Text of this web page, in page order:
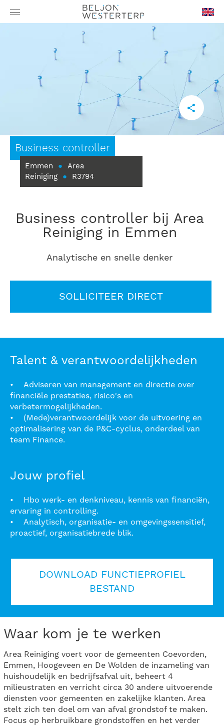
GB
Business controller
Emmen ● Area
Reiniging ● R3794
Business controller bij Area
Reiniging in Emmen
Analytische en snelle denker
SOLLICITEER DIRECT
Talent & verantwoordelijkheden
• Adviseren van management en directie over
financiële prestaties, risico's en
verbetermogelijkheden.
• (Mede)verantwoordelijk voor de uitvoering en
optimalisering van de P&C-cyclus, onderdeel van
team Finance.
Jouw profiel
• Hbo werk- en denkniveau, kennis van financiën,
ervaring in controlling.
• Analytisch, organisatie- en omgevingssensitief,
proactief, organisatiebrede blik.
DOWNLOAD FUNCTIEPROFIEL
BESTAND
Waar kom je te werken
Area Reiniging voert voor de gemeenten Coevorden,
Emmen, Hoogeveen en De Wolden de inzameling van
huishoudelijk en bedrijfsafval uit, beheert 4
milieustraten en verricht circa 30 andere uitvoerende
diensten voor gemeenten en zakelijke klanten. Area
stelt zich ten doel om van afval grondstof te maken.
Focus op herbruikbare grondstoffen en het verder